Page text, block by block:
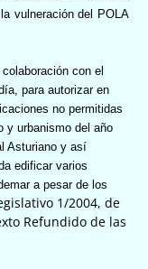
vulneración del POLA
con el
para autorizar en
no permitidas
y urbanismo del año
Asturiano y así
edificar varios
a pesar de los
1/2004, de
Refundido de las